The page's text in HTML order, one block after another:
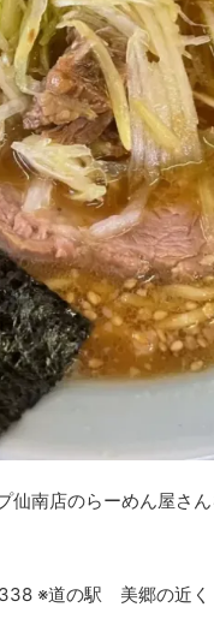
南店のらーめん屋さん
※道の駅 美郷の近く